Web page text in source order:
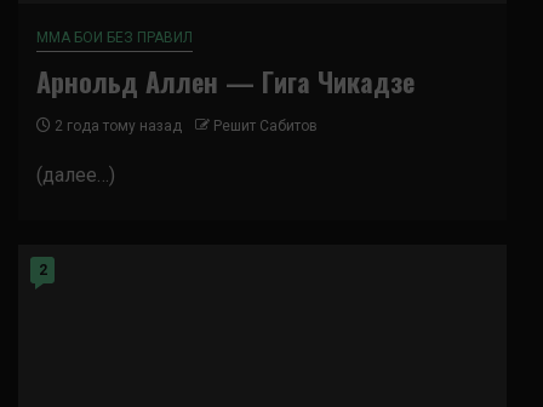
ММА БОИ БЕЗ ПРАВИЛ
Арнольд Аллен — Гига Чикадзе
2 года тому назад Решит Сабитов
(далее…)
2